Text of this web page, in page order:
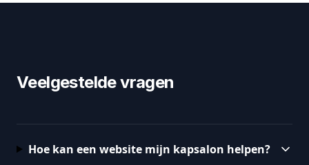
Veelgestelde vragen
Hoe kan een website mijn kapsalon helpen?